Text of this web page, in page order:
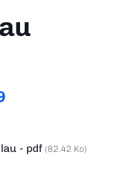
- pdf(82.42 Ko)